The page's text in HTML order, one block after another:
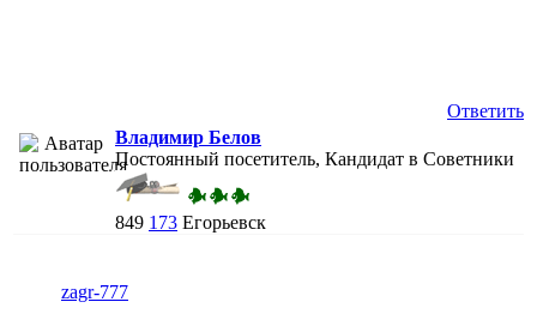
Ответить
Владимир Белов
Постоянный посетитель, Кандидат в Советники
849 173 Егорьевск
zagr-777